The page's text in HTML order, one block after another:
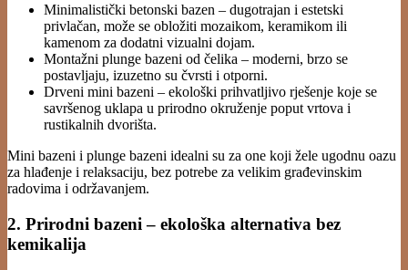
Minimalistički betonski bazen – dugotrajan i estetski
privlačan, može se obložiti mozaikom, keramikom ili
kamenom za dodatni vizualni dojam.
Montažni plunge bazeni od čelika – moderni, brzo se
postavljaju, izuzetno su čvrsti i otporni.
Drveni mini bazeni – ekološki prihvatljivo rješenje koje se
savršenog uklapa u prirodno okruženje poput vrtova i
rustikalnih dvorišta.
Mini bazeni i plunge bazeni idealni su za one koji žele ugodnu oazu
za hlađenje i relaksaciju, bez potrebe za velikim građevinskim
radovima i održavanjem.
2. Prirodni bazeni – ekološka alternativa bez
kemikalija